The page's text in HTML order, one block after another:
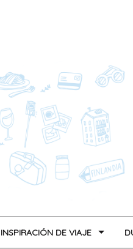
INSPIRACIÓN DE VIAJE